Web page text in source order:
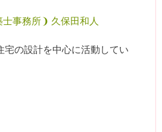
事務所❩ 久保田和人
宅の設計を中心に活動してい